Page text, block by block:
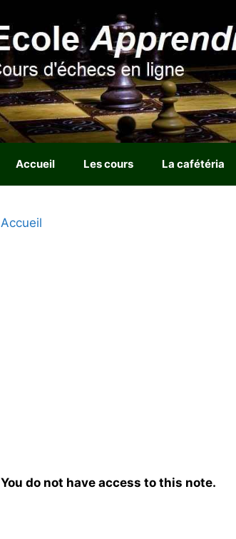
Accueil Les cours La cafétéria
Accueil
You do not have access to this note.